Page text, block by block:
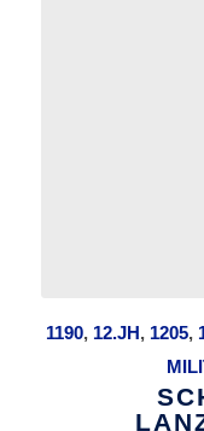
1190, 12.JH, 1205,